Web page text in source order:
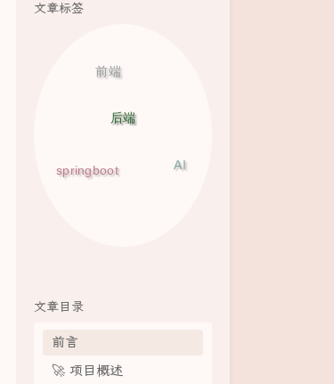
文章标签
后端
前端
springboot AI
文章目录
前言
🚀 项目概述